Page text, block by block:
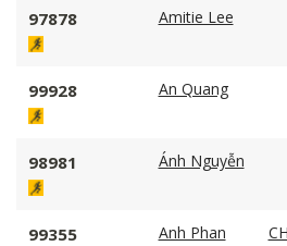
97878 Amitie Lee
99928 An Quang
98981 Ánh Nguyễn
99355 Anh Phan